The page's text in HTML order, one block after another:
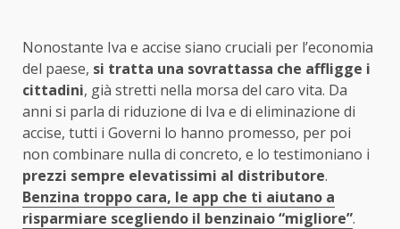
Nonostante Iva e accise siano cruciali per l’economia
del paese, si tratta una sovrattassa che affligge i
cittadini, già stretti nella morsa del caro vita. Da
anni si parla di riduzione di Iva e di eliminazione di
accise, tutti i Governi lo hanno promesso, per poi
non combinare nulla di concreto, e lo testimoniano i
prezzi sempre elevatissimi al distributore.
Benzina troppo cara, le app che ti aiutano a
risparmiare scegliendo il benzinaio “migliore”.